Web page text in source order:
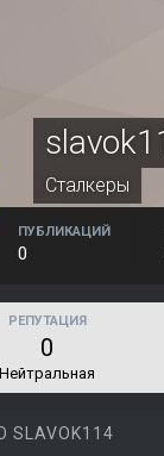
Сталкеры
ПУБЛИКАЦИЙ
0
РЕПУТАЦИЯ
0
Нейтральная